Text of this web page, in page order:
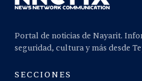
Portal de noticias de Nayarit.
seguridad, cultura y más desde
SECCIONES